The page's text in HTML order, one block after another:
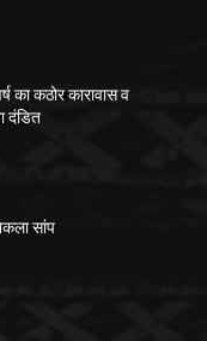
का कठोर कारावास व
दंडित
सांप